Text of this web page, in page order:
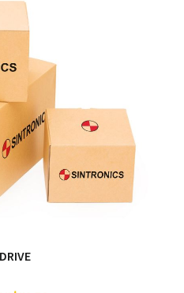
técnico o sustitución
módulos del propio